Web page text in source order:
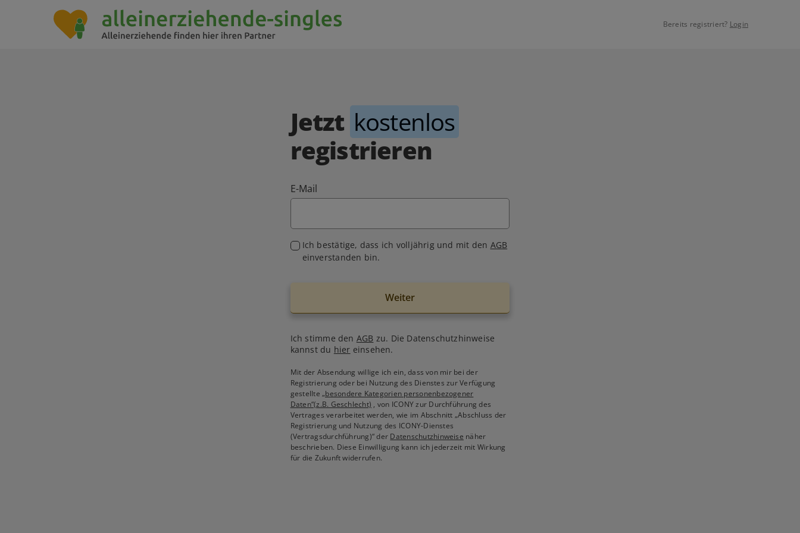
Bereits registriert? Login
Jetzt kostenlos
registrieren
E-Mail
Ich bestätige, dass ich volljährig und mit den AGB
einverstanden bin.
Weiter
Ich stimme den AGB zu. Die Datenschutzhinweise
kannst du hier einsehen.
Mit der Absendung willige ich ein, dass von mir bei der
Registrierung oder bei Nutzung des Dienstes zur Verfügung
gestellte„besondere Kategorien personenbezogener
Daten“(z.B. Geschlecht) , von ICONY zur Durchführung des
Vertrages verarbeitet werden, wie im Abschnitt „Abschluss der
Registrierung und Nutzung des ICONY-Dienstes
(Vertragsdurchführung)“ der Datenschutzhinweise näher
beschrieben. Diese Einwilligung kann ich jederzeit mit Wirkung
für die Zukunft widerrufen.